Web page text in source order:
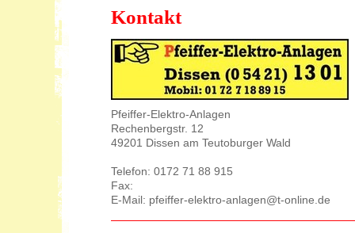
Kontakt
Pfeiffer-Elektro-Anlagen
Rechenbergstr. 12
49201 Dissen am Teutoburger Wald
Telefon: 0172 71 88 915
Fax:
E-Mail: pfeiffer-elektro-anlagen@t-online.de